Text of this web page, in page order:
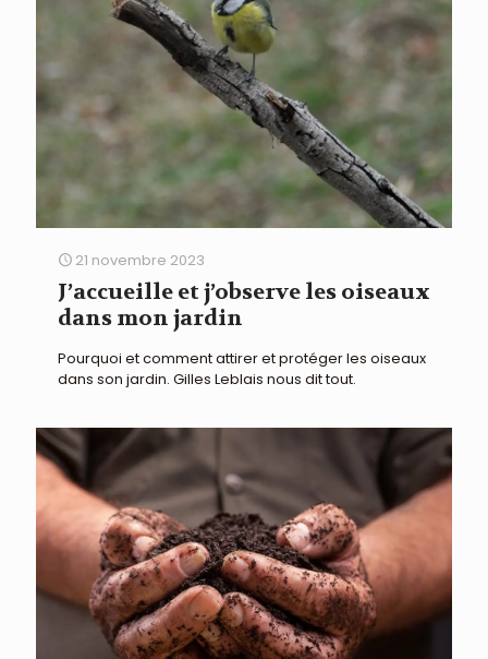
21 novembre 2023
J’accueille et j’observe les oiseaux
dans mon jardin
Pourquoi et comment attirer et protéger les oiseaux
dans son jardin. Gilles Leblais nous dit tout.